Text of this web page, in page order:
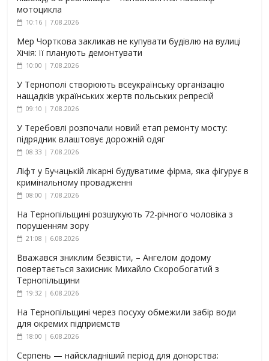
мотоцикла
10:16 | 7.08.2026
Мер Чорткова закликав не купувати будівлю на вулиці
Хічія: її планують демонтувати
10:00 | 7.08.2026
У Тернополі створюють всеукраїнську організацію
нащадків українських жертв польських репресій
09:10 | 7.08.2026
У Теребовлі розпочали новий етап ремонту мосту:
підрядник влаштовує дорожній одяг
08:33 | 7.08.2026
Ліфт у Бучацькій лікарні будуватиме фірма, яка фігурує в
кримінальному провадженні
08:00 | 7.08.2026
На Тернопільщині розшукують 72-річного чоловіка з
порушенням зору
21:08 | 6.08.2026
Вважався зниклим безвісти, – Ангелом додому
повертається захисник Михайло Скоробогатий з
Тернопільщини
19:32 | 6.08.2026
На Тернопільщині через посуху обмежили забір води
для окремих підприємств
18:00 | 6.08.2026
Серпень — найскладніший період для донорства: